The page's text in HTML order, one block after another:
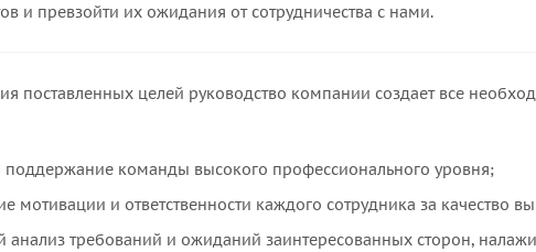
и превзойти их ожидания от сотрудничества с нами.
поставленных целей руководство компании создает все
поддержание команды высокого профессионального уровня;
мотивации и ответственности каждого сотрудника за качество
анализ требований и ожиданий заинтересованных сторон,